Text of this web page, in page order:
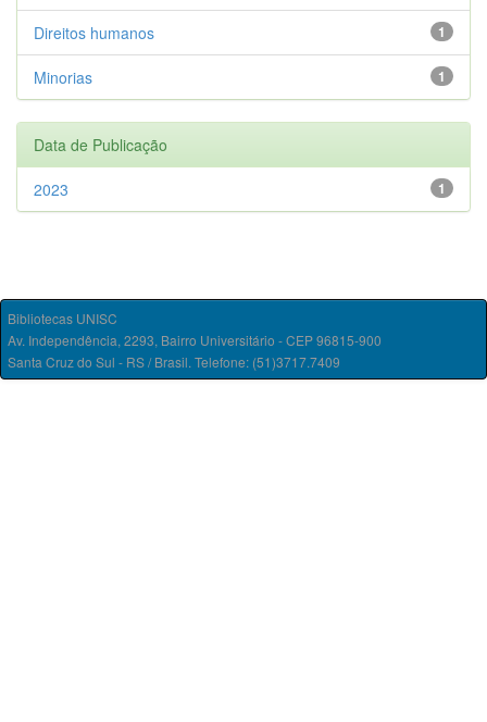
1
Direitos humanos
1
Minorias
Data de Publicação
1
2023
Bibliotecas UNISC
Av. Independência, 2293, Bairro Universitário - CEP 96815-900
Santa Cruz do Sul - RS / Brasil. Telefone: (51)3717.7409